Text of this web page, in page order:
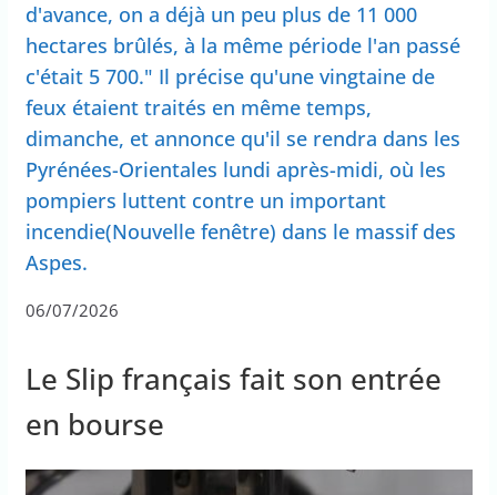
d'avance, on a déjà un peu plus de 11 000
hectares brûlés, à la même période l'an passé
c'était 5 700." Il précise qu'une vingtaine de
feux étaient traités en même temps,
dimanche, et annonce qu'il se rendra dans les
Pyrénées-Orientales lundi après-midi, où les
pompiers luttent contre un important
incendie(Nouvelle fenêtre) dans le massif des
Aspes.
06/07/2026
Le Slip français fait son entrée
en bourse